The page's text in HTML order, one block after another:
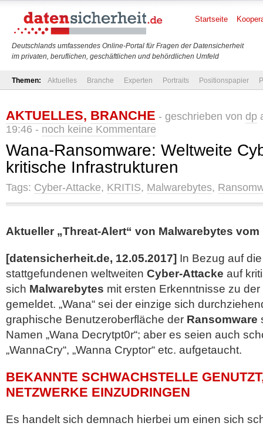
Deutschlands umfassendes Online-Portal für Fragen der Datensicherheit
im privaten, beruflichen, geschäftlichen und behördlichen Umfeld
Startseite
Themen: Aktuelles Branche Experten Portraits Positionspapier
AKTUELLES, BRANCHE - geschrieben von dp
19:46 - noch keine Kommentare
Wana-Ransomware: Weltweite
kritische Infrastrukturen
Tags: Cyber-Attacke, KRITIS, Malwarebytes,
Aktueller „Threat-Alert“ von Malwarebytes vom
[datensicherheit.de, 12.05.2017] In Bezug auf
stattgefundenen weltweiten Cyber-Attacke auf
sich Malwarebytes mit ersten Erkenntnisse zu
gemeldet. „Wana“ sei der einzige sich
graphische Benutzeroberfläche der Ransomware
Namen „Wana Decrytpt0r“; aber es seien auch
„WannaCry“, „Wanna Cryptor“ etc. aufgetaucht.
BEKANNTE SCHWACHSTELLE
NETZWERKE EINZUDRINGEN
Es handelt sich demnach hierbei um einen sich